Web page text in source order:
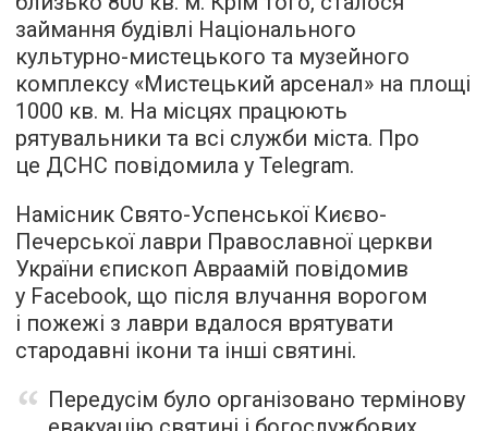
займання будівлі Національного
культурно-мистецького та музейного
комплексу «Мистецький арсенал» на площі
1000 кв. м. На місцях працюють
рятувальники та всі служби міста. Про
це ДСНС повідомила у Telegram.
Намісник Свято-Успенської Києво-
Печерської лаври Православної церкви
України єпископ Авраамій повідомив
у Facebook, що після влучання ворогом
і пожежі з лаври вдалося врятувати
стародавні ікони та інші святині.
Передусім було організовано термінову